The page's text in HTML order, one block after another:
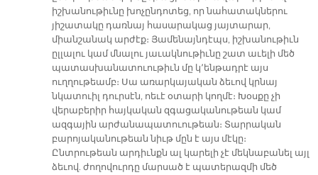
իշխանութիւնը խոչընդոտեց, որ նահատակներու
յիշատակը դառնայ հասարակաց յայտարար,
միանշանակ արժէք։ Յամենայնդէպս, իշխանութիւն
ըլլալու կամ մնալու յաւակնութիւնը շատ աւելի մեծ
պատասխանատուութիւն մը կ՚ենթադրէ այս
ուղղութեամբ։ Սա առարկայական ձեւով կրնայ
նկատուիլ դուրսէն, ոեւէ օտարի կողմէ։ Խօսքը չի
վերաբերիր հայկական զգացականութեան կամ
ազգային արժանապատուութեան։ Տարրական
բարոյականութեան նիւթ մըն է այս մէկը։
Ընտրութեան արդիւնքն ալ կարելի չէ մեկնաբանել այլ
ձեւով. ժողովուրդը մարսած է պատերազմի մեծ